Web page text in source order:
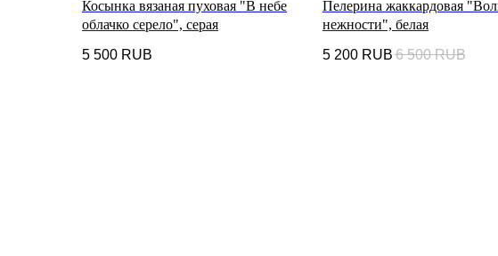
Косынка вязаная пуховая "В небе
облачко серело", серая
5 500 RUB
Пелерина жаккардовая
нежности", белая
5 200 RUB 6 500 RUB